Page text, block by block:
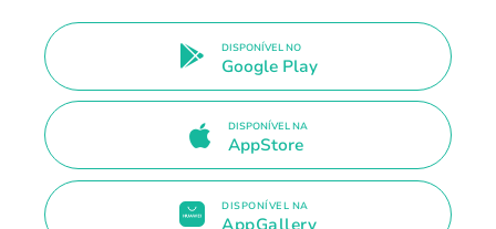
DISPONÍVEL NO
Google Play
DISPONÍVEL NA
AppStore
DISPONÍVEL NA
AppGallery